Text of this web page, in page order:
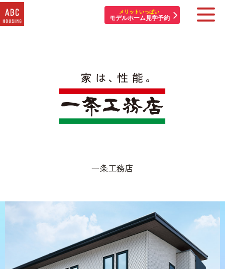
メリットいっぱい
モデルホーム見学予約
モデルハウスを探す
一条工務店